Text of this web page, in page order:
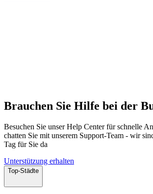
Brauchen Sie Hilfe bei der
Besuchen Sie unser Help Center für schnelle
chatten Sie mit unserem Support-Team - wir
Tag für Sie da
Unterstützung erhalten
Top-Städte